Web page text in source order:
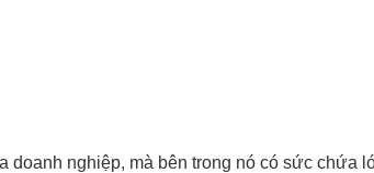
doanh nghiệp, mà bên trong nó có sức